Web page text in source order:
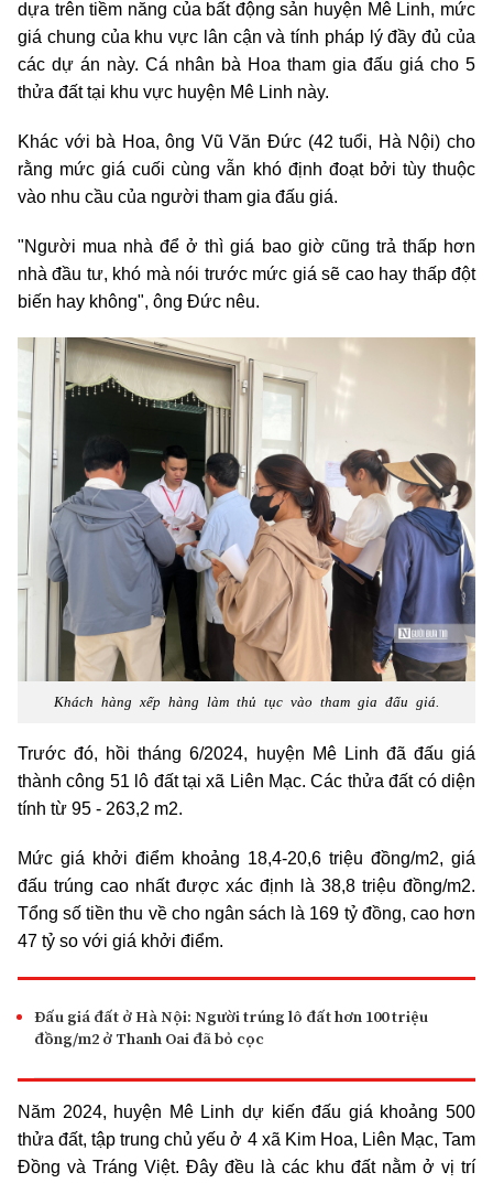
dựa trên tiềm năng của bất động sản huyện Mê Linh, mức
giá chung của khu vực lân cận và tính pháp lý đầy đủ của
các dự án này. Cá nhân bà Hoa tham gia đấu giá cho 5
thửa đất tại khu vực huyện Mê Linh này.
Khác với bà Hoa, ông Vũ Văn Đức (42 tuổi, Hà Nội) cho
rằng mức giá cuối cùng vẫn khó định đoạt bởi tùy thuộc
vào nhu cầu của người tham gia đấu giá.
"Người mua nhà để ở thì giá bao giờ cũng trả thấp hơn
nhà đầu tư, khó mà nói trước mức giá sẽ cao hay thấp đột
biến hay không", ông Đức nêu.
Khách hàng xếp hàng làm thủ tục vào tham gia đấu giá.
Trước đó, hồi tháng 6/2024, huyện Mê Linh đã đấu giá
thành công 51 lô đất tại xã Liên Mạc. Các thửa đất có diện
tính từ 95 - 263,2 m2.
Mức giá khởi điểm khoảng 18,4-20,6 triệu đồng/m2, giá
đấu trúng cao nhất được xác định là 38,8 triệu đồng/m2.
Tổng số tiền thu về cho ngân sách là 169 tỷ đồng, cao hơn
47 tỷ so với giá khởi điểm.
Đấu giá đất ở Hà Nội: Người trúng lô đất hơn 100 triệu
đồng/m2 ở Thanh Oai đã bỏ cọc
Năm 2024, huyện Mê Linh dự kiến đấu giá khoảng 500
thửa đất, tập trung chủ yếu ở 4 xã Kim Hoa, Liên Mạc, Tam
Đồng và Tráng Việt. Đây đều là các khu đất nằm ở vị trí